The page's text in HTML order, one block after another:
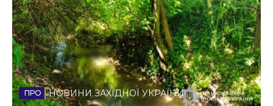
Політика
Соціум
Спорт
Стиль життя
НОВИНИ ЗАХІДНОЇ УКРАЇНИ